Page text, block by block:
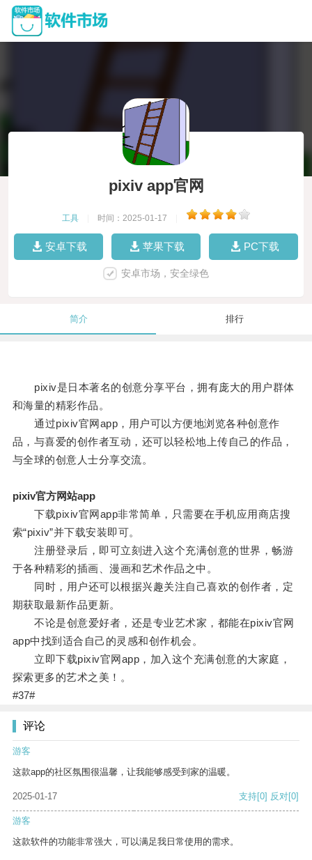
pixiv app官网
工具 时间：2025-01-17
安卓下载 苹果下载 PC下载
安卓市场，安全绿色
简介 排行
pixiv是日本著名的创意分享平台，拥有庞大的用户群体
和海量的精彩作品。
通过pixiv官网app，用户可以方便地浏览各种创意作
品，与喜爱的创作者互动，还可以轻松地上传自己的作品，
与全球的创意人士分享交流。
pixiv官方网站app
下载pixiv官网app非常简单，只需要在手机应用商店搜
索“pixiv”并下载安装即可。
注册登录后，即可立刻进入这个充满创意的世界，畅游
于各种精彩的插画、漫画和艺术作品之中。
同时，用户还可以根据兴趣关注自己喜欢的创作者，定
期获取最新作品更新。
不论是创意爱好者，还是专业艺术家，都能在pixiv官网
app中找到适合自己的灵感和创作机会。
立即下载pixiv官网app，加入这个充满创意的大家庭，
探索更多的艺术之美！。
#37#
评论
游客
这款app的社区氛围很温馨，让我能够感受到家的温暖。
2025-01-17 支持[0] 反对[0]
游客
这款软件的功能非常强大，可以满足我日常使用的需求。